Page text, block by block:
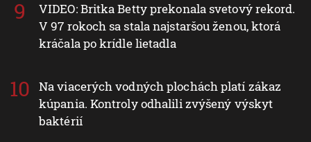
VIDEO: Britka Betty prekonala svetový rekord.
V 97 rokoch sa stala najstaršou ženou, ktorá
kráčala po krídle lietadla
Na viacerých vodných plochách platí zákaz
kúpania. Kontroly odhalili zvýšený výskyt
baktérií